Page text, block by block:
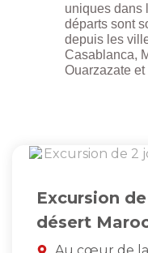
uniques dans
départs sont
depuis les
Casablanca,
Ouarzazate
Excursion
désert